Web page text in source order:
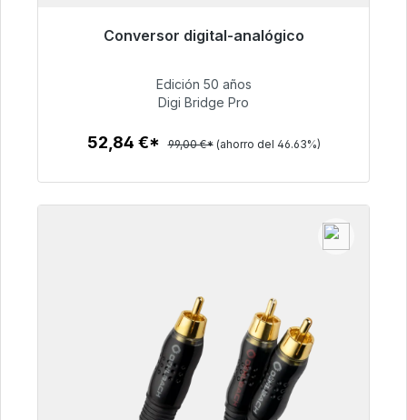
Conversor digital-analógico
Listo para envío inmediato, plazo de entrega
52,84 €
Edición 50 años
Digi Bridge Pro
52,84 €* 99,00 €* (ahorro del 46.63%)